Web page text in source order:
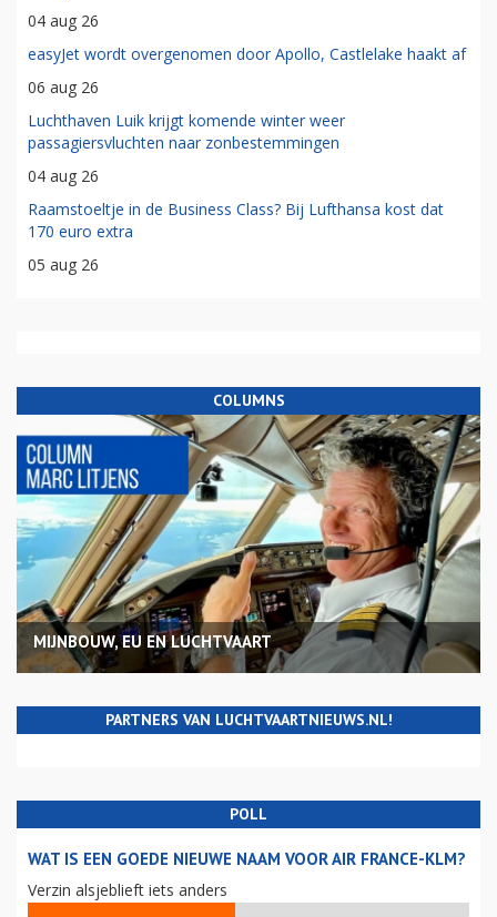
04 aug 26
easyJet wordt overgenomen door Apollo, Castlelake haakt af
06 aug 26
Luchthaven Luik krijgt komende winter weer
passagiersvluchten naar zonbestemmingen
04 aug 26
Raamstoeltje in de Business Class? Bij Lufthansa kost dat
170 euro extra
05 aug 26
COLUMNS
MIJNBOUW, EU EN LUCHTVAART
PARTNERS VAN LUCHTVAARTNIEUWS.NL!
POLL
WAT IS EEN GOEDE NIEUWE NAAM VOOR AIR FRANCE-KLM?
Verzin alsjeblieft iets anders